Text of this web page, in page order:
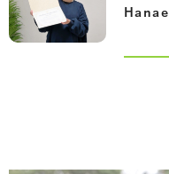
Hanae